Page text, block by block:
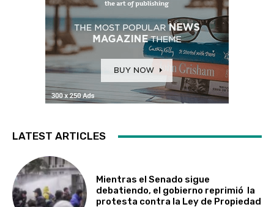
LATEST ARTICLES
Mientras el Senado sigue
debatiendo, el gobierno reprimió la
protesta contra la Ley de Propiedad